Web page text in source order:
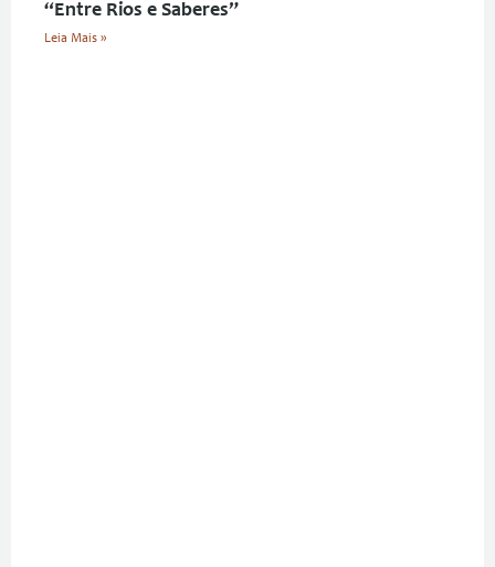
“Entre Rios e Saberes”
Leia Mais »